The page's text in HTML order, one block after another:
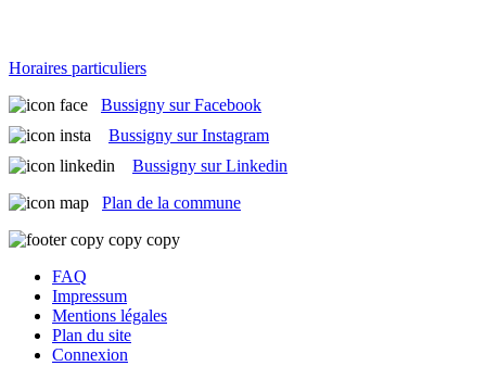
Horaires particuliers
Bussigny sur Facebook
Bussigny sur Instagram
Bussigny sur Linkedin
Plan de la commune
FAQ
Impressum
Mentions légales
Plan du site
Connexion